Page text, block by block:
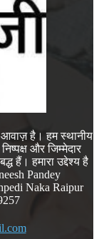
है। हम स्थानीय
और जिम्मेदार
हैं। हमारा उद्देश्य है
Pandey
Naka Raipur